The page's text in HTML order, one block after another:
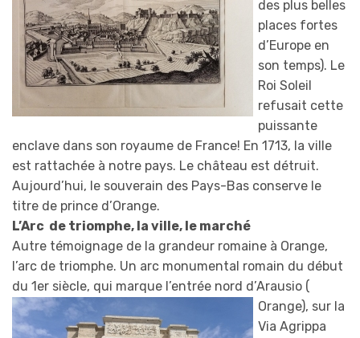
des plus belles
places fortes
d’Europe en
son temps). Le
Roi Soleil
refusait cette
puissante
enclave dans son royaume de France! En 1713, la ville
est rattachée à notre pays. Le château est détruit.
Aujourd’hui, le souverain des Pays-Bas conserve le
titre de prince d’Orange.
L’Arc de triomphe, la ville, le marché
Autre témoignage de la grandeur romaine à Orange,
l’arc de triomphe. Un arc monumental romain du début
du 1er siècle, qui marque l’entrée nord d’Arausio (
Orange), sur la
Via Agrippa